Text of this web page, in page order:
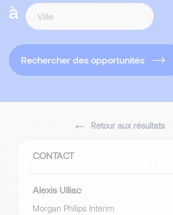
à
Rechercher des opportunités
Retour aux résultats
CONTACT
Alexis Ulliac
Morgan Philips Intérim